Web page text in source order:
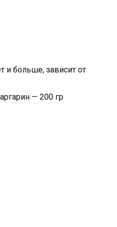
и больше, зависит от
— 200 гр